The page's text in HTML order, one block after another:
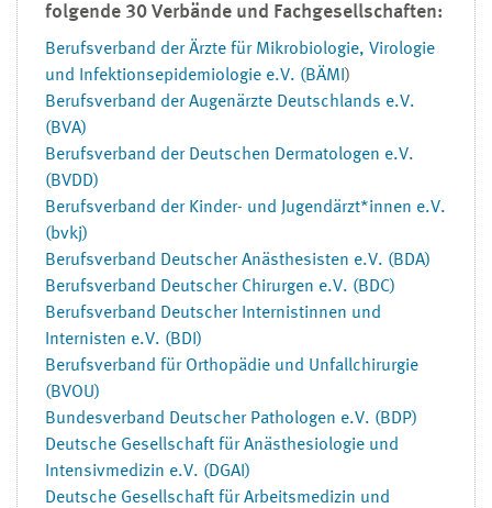
folgende 30 Verbände und Fachgesellschaften:
Berufsverband der Ärzte für Mikrobiologie, Virologie
und Infektionsepidemiologie e.V. (BÄMI )
Berufsverband der Augenärzte Deutschlands e.V.
(BVA)
Berufsverband der Deutschen Dermatologen e.V.
(BVDD)
Berufsverband der Kinder- und Jugendärzt*innen e.V.
(bvkj)
Berufsverband Deutscher Anästhesisten e.V. (BDA)
Berufsverband Deutscher Chirurgen e.V. (BDC)
Berufsverband Deutscher Internistinnen und
Internisten e.V. (BDI)
Berufsverband für Orthopädie und Unfallchirurgie
(BVOU)
Bundesverband Deutscher Pathologen e.V. (BDP)
Deutsche Gesellschaft für Anästhesiologie und
Intensivmedizin e.V. (DGAI)
Deutsche Gesellschaft für Arbeitsmedizin und